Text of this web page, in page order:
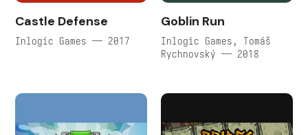
Castle Defense
Inlogic Games — 2017
Goblin Run
Inlogic Games, Tomáš
Rychnovský — 2018